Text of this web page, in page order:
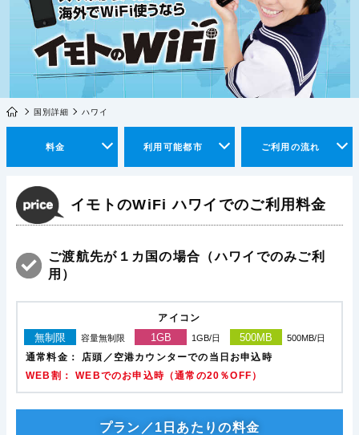
国別詳細 ハワイ
料金 利用可能都市 ご利用の流れ
イモトのWiFi ハワイでのご利用料金
ご渡航先が１カ国の場合（ハワイでのみご利
用）
アイコン
無制限 容量無制限 1GB 1GB/日 500MB 500MB/日
通常料金：
店頭／空港カウンターでの当日お申込時
WEB割： WEBでのお申込時（通常の20％OFF）
プラン／1日あたりの料金